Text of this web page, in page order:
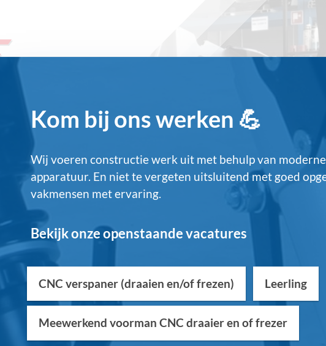
Kom bij ons werken 💪
Wij voeren constructie werk uit met behulp van
apparatuur. En niet te vergeten uitsluitend met goed
vakmensen met ervaring.
Bekijk onze openstaande vacatures
CNC verspaner (draaien en/of frezen) Leerling
Meewerkend voorman CNC draaier en of frezer